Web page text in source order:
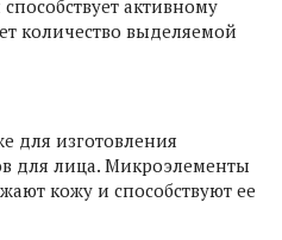
активному
количество выделяемой
для изготовления
для лица. Микроэлементы
кожу и способствуют ее